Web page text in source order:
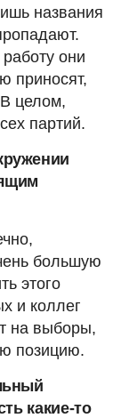
названия
они
приносят,
целом,
партий.
большую
этого
и коллег
на выборы,
позицию.
какие-то